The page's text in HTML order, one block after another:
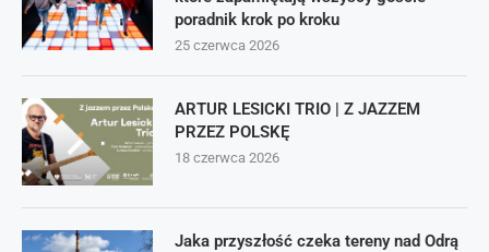
poradnik krok po kroku
25 czerwca 2026
ARTUR LESICKI TRIO | Z JAZZEM
PRZEZ POLSKĘ
18 czerwca 2026
Jaka przyszłość czeka tereny nad Odrą